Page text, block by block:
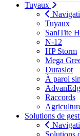
Tuyaux
Tuyaux
SaniTite
N-12
HP Storm
Mega
Duraslot
À paroi
Raccords
Solutions de
Solutions